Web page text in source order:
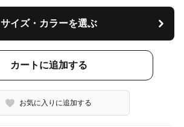
サイズ・カラーを選ぶ
カートに追加する
お気に入りに追加する